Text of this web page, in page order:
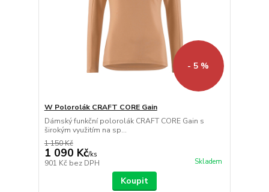
- 5 %
W Polorolák CRAFT CORE Gain
Dámský funkční polorolák CRAFT CORE Gain s
širokým využitím na sp...
1 150 Kč
1 090 Kč/ks
901 Kč bez DPH Skladem
Koupit